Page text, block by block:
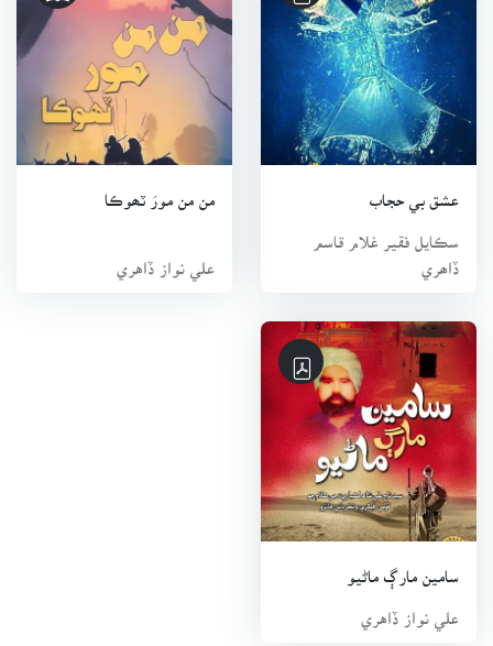
عشق بي حجاب
سڪايل فقير غلام قاسم
ڏاھري
من من مورَ ٽھوڪا
علي نواز ڏاهري
سامين مارڳ ماڻيو
علي نواز ڏاهري